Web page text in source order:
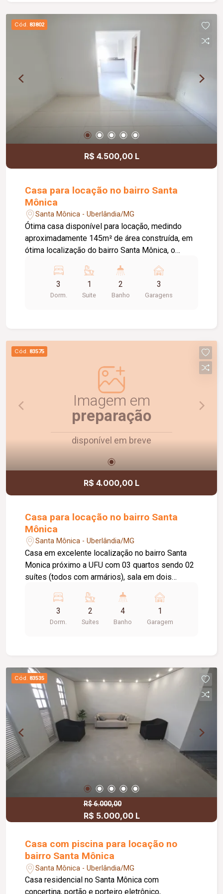
mensais.
Cód. 83802
R$ 4.500,00 L
Casa para locação no bairro Santa
Mônica
Santa Mônica - Uberlândia/MG
Ótima casa disponível para locação, medindo
aproximadamente 145m² de área construída, em
ótima localização do bairro Santa Mônica, o
sendo 01 suite com closet (02 quartos com ar
condicionado), cozinha com armários, área
gourmet com churrasqueira, aquecimento solar,
3
Dorm.
1
Suite
2
Banho
3
Garagens
Cód. 83575
Imagem em
preparação
disponível em breve
R$ 4.000,00 L
Casa para locação no bairro Santa
Mônica
Santa Mônica - Uberlândia/MG
Casa em excelente localização no bairro Santa
Monica próximo a UFU com 03 quartos sendo 02
suítes (todos com armários), sala em dois
com box blindex, armário sob pia e espelho,
cozinha planejada com armários e balcão em
granito, área de serviço ampla com armários e
3
Dorm.
2
Suítes
4
Banho
1
Garagem
Cód. 83535
R$ 6.000,00
R$ 5.000,00 L
Casa com piscina para locação no
bairro Santa Mônica
Santa Mônica - Uberlândia/MG
Casa residencial no Santa Mônica com
concertina, portão e porteiro eletrônico,